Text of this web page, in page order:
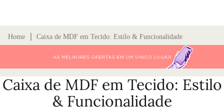
Home Caixa de MDF em Tecido: Estilo & Funcionalidade
Caixa de MDF em Tecido: Estilo
& Funcionalidade